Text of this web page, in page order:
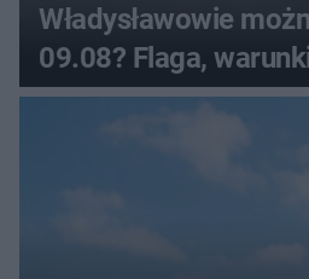
Władysławowie
09.08? Flaga,